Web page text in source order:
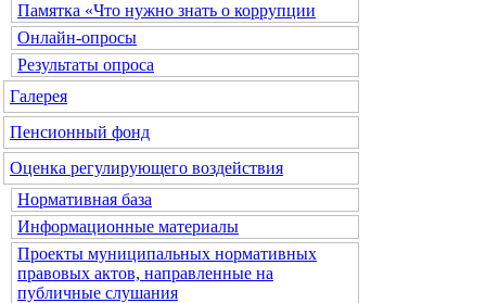
Памятка «Что нужно знать о коррупции
Онлайн-опросы
Результаты опроса
Галерея
Пенсионный фонд
Оценка регулирующего воздействия
Нормативная база
Информационные материалы
Проекты муниципальных нормативных
правовых актов, направленные на
публичные слушания